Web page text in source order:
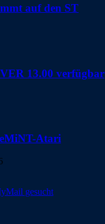
auf den ST
13.00 verfügbar
Atari
gesucht